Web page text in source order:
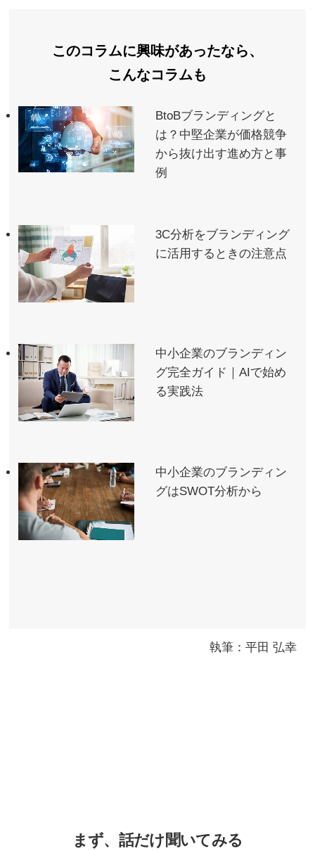
このコラムに興味があったなら、
こんなコラムも
BtoBブランディングと
は？中堅企業が価格競争
から抜け出す進め方と事
例
3C分析をブランディング
に活用するときの注意点
中小企業のブランディン
グ完全ガイド｜AIで始め
る実践法
中小企業のブランディン
グはSWOT分析から
執筆：平田 弘幸
まず、話だけ聞いてみる